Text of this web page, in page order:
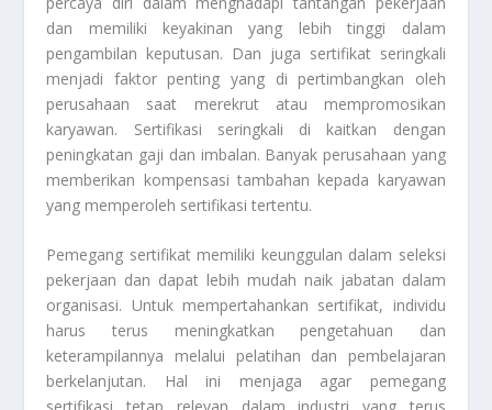
dan memiliki keyakinan yang lebih tinggi dalam
pengambilan keputusan. Dan juga sertifikat seringkali
menjadi faktor penting yang di pertimbangkan oleh
perusahaan saat merekrut atau mempromosikan
karyawan. Sertifikasi seringkali di kaitkan dengan
peningkatan gaji dan imbalan. Banyak perusahaan yang
memberikan kompensasi tambahan kepada karyawan
yang memperoleh sertifikasi tertentu.
Pemegang sertifikat memiliki keunggulan dalam seleksi
pekerjaan dan dapat lebih mudah naik jabatan dalam
organisasi. Untuk mempertahankan sertifikat, individu
harus terus meningkatkan pengetahuan dan
keterampilannya melalui pelatihan dan pembelajaran
berkelanjutan. Hal ini menjaga agar pemegang